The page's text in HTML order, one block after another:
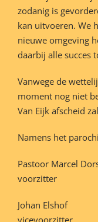
zodanig is
kan uitvoeren. We
nieuwe omgeving
daarbij alle succes
Vanwege de
moment nog niet
Van Eijk afscheid
Namens het
Pastoor Marcel
voorzitter
Johan Elshof
vicevoorzitter